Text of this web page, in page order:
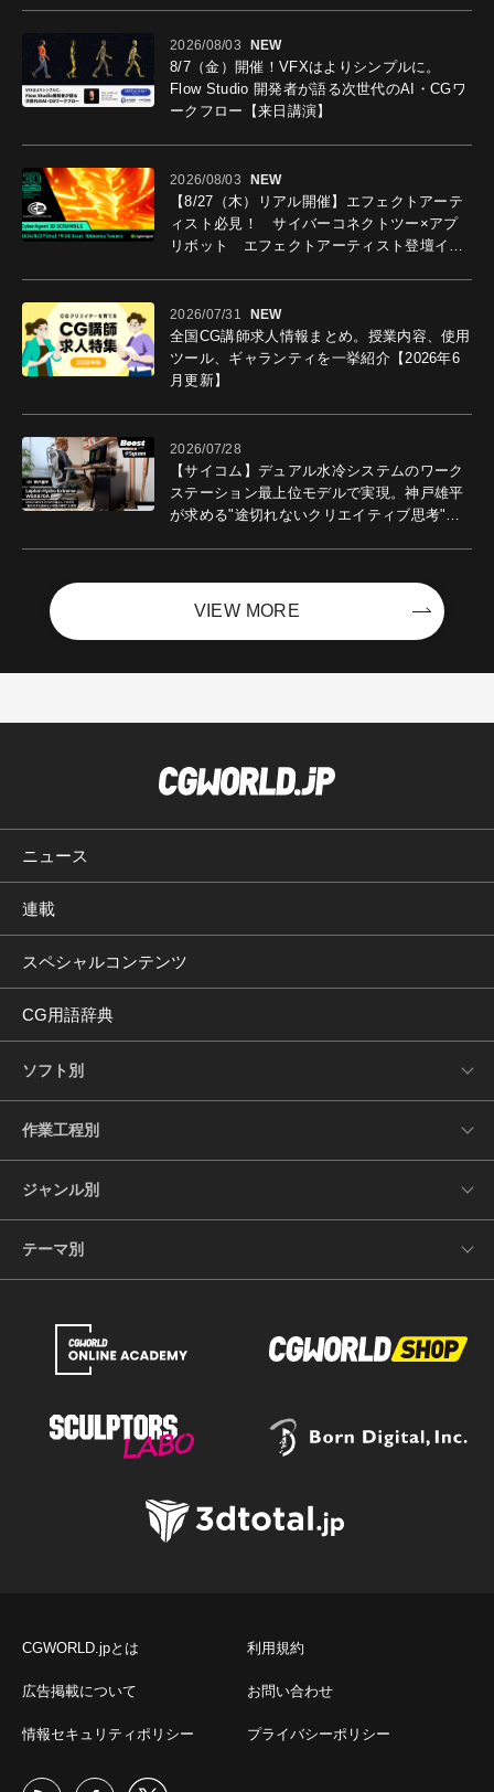
2026/08/03 NEW
8/7（金）開催！VFXはよりシンプルに。
Flow Studio 開発者が語る次世代のAI・CGワ
ークフロー【来日講演】
2026/08/03 NEW
【8/27（木）リアル開催】エフェクトアーテ
ィスト必見！ サイバーコネクトツー×アプ
リボット エフェクトアーティスト登壇イベ
2026/07/31 NEW
全国CG講師求人情報まとめ。授業内容、使用
ツール、ギャランティを一挙紹介【2026年6
月更新】
2026/07/28
【サイコム】デュアル水冷システムのワーク
ステーション最上位モデルで実現。神戸雄平
が求める"途切れないクリエイティブ思考"｜
VIEW MORE
ニュース
連載
スペシャルコンテンツ
CG用語辞典
ソフト別
作業工程別
ジャンル別
テーマ別
CGWORLD.jpとは 利用規約
広告掲載について お問い合わせ
情報セキュリティポリシー プライバシーポリシー